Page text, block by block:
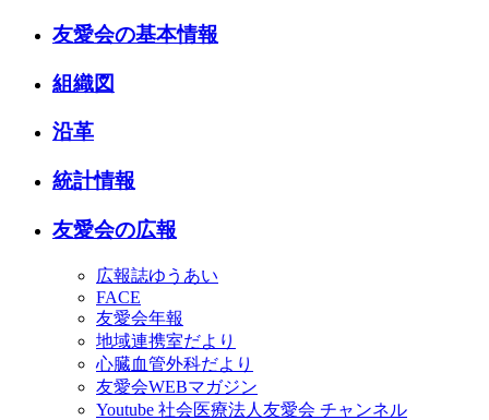
友愛会の基本情報
組織図
沿革
統計情報
友愛会の広報
広報誌ゆうあい
FACE
友愛会年報
地域連携室だより
心臓血管外科だより
友愛会WEBマガジン
Youtube 社会医療法人友愛会 チャンネル